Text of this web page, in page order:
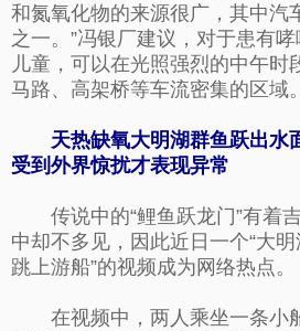
和氮氧化物的来源很广，其中汽
之一。”冯银厂建议，对于患有哮
儿童，可以在光照强烈的中午时
马路、高架桥等车流密集的区域。
天热缺氧大明湖群鱼跃出水
受到外界惊扰才表现异常
传说中的“鲤鱼跃龙门”有着
中却不多见，因此近日一个“大
跳上游船”的视频成为网络热点。
在视频中，两人乘坐一条小船